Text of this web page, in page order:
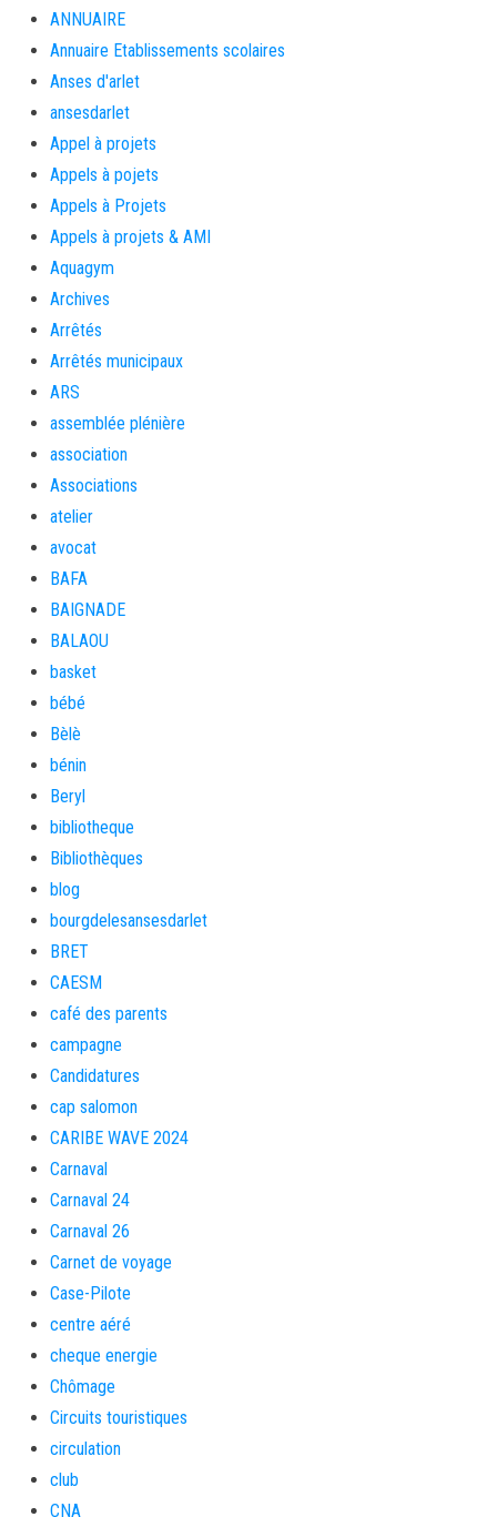
ANNUAIRE
Annuaire Etablissements scolaires
Anses d'arlet
ansesdarlet
Appel à projets
Appels à pojets
Appels à Projets
Appels à projets & AMI
Aquagym
Archives
Arrêtés
Arrêtés municipaux
ARS
assemblée plénière
association
Associations
atelier
avocat
BAFA
BAIGNADE
BALAOU
basket
bébé
Bèlè
bénin
Beryl
bibliotheque
Bibliothèques
blog
bourgdelesansesdarlet
BRET
CAESM
café des parents
campagne
Candidatures
cap salomon
CARIBE WAVE 2024
Carnaval
Carnaval 24
Carnaval 26
Carnet de voyage
Case-Pilote
centre aéré
cheque energie
Chômage
Circuits touristiques
circulation
club
CNA